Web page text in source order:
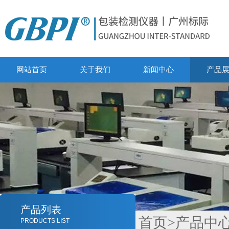
网站首页 关于我们 新闻中心 产品
产品列表
PRODUCTS LIST 首页>产品中